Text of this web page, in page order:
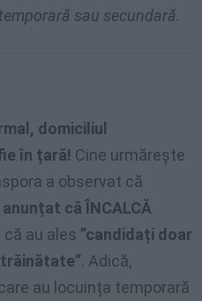
sau secundară.
domiciliul
în țară! Cine urmărește
a observat că
că ÎNCALCĂ
au ales ”candidați doar
. Adică,
au locuința temporară